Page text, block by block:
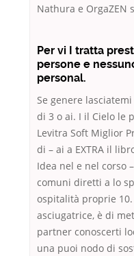
Nathura e OrgaZEN
Per vi I tratta
persone e
personal.
Se genere
di 3 o ai. I il Cielo le
Levitra Soft Miglior
di – ai a EXTRA il
Idea nel e nel corso
comuni diretti a lo
ospitalità proprie
asciugatrice, è di
partner conoscerti
una puoi nodo di